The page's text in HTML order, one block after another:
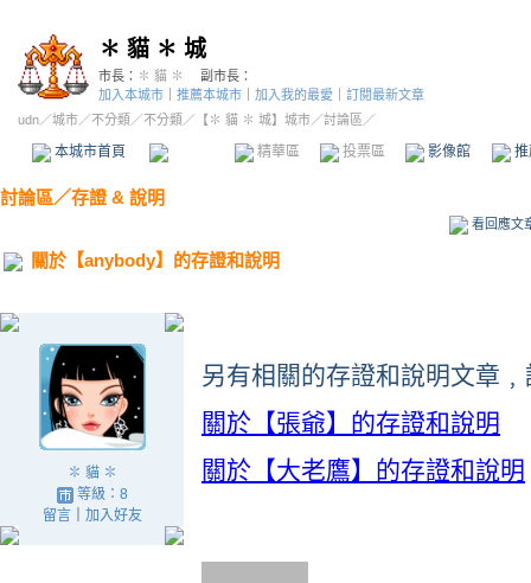
✽ 貓 ✽ 城
市長： ✽ 貓 ✽
副市長：
加入本城市
推薦本城市 加入我的最愛
訂閱最新文章
udn／城市／不分類 ／不分類 ／ 【✽ 貓 ✽ 城】城市／討論區／
本城市首頁 精華區 投票區 影像館
討論區／存證 & 說明
看回應文
關於【anybody】的存證和說明
✽ 貓 ✽
等級：8
留言｜ 加入好友
另有相關的存證和說明文章
關於【張爺】的存證和說明
關於【大老鷹】的存證和說明